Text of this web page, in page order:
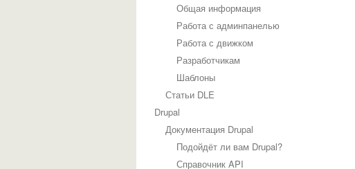
Общая информация
Работа с админпанелью
Работа с движком
Разработчикам
Шаблоны
Статьи DLE
Drupal
Документация Drupal
Подойдёт ли вам Drupal?
Справочник API